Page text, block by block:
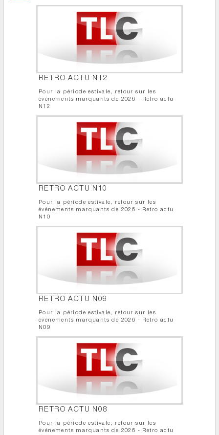
RETRO ACTU N12
Pour la période estivale, retour sur les
événements marquants de 2026 - Retro actu
N12
RETRO ACTU N10
Pour la période estivale, retour sur les
événements marquants de 2026 - Retro actu
N10
RETRO ACTU N09
Pour la période estivale, retour sur les
événements marquants de 2026 - Retro actu
N09
RETRO ACTU N08
Pour la période estivale, retour sur les
événements marquants de 2026 - Retro actu